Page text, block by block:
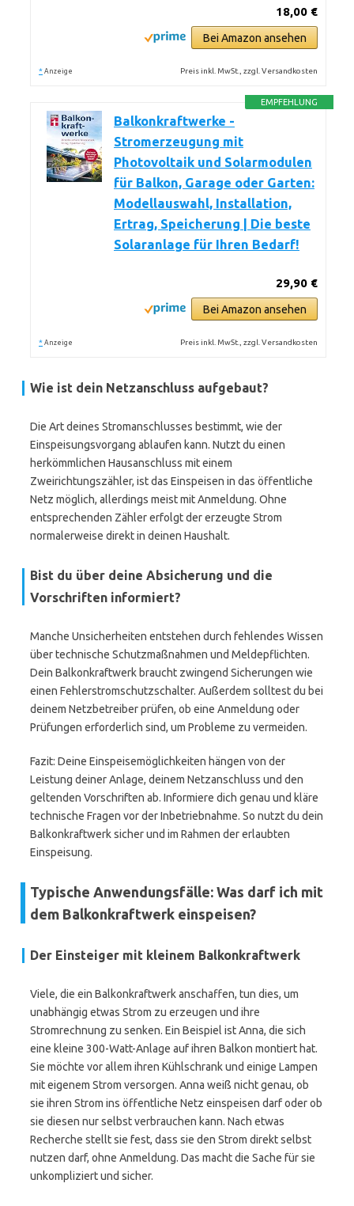
18,00 €
Bei Amazon ansehen
* Anzeige Preis inkl. MwSt., zzgl. Versandkosten
EMPFEHLUNG
Balkonkraftwerke -
Stromerzeugung mit
Photovoltaik und Solarmodulen
für Balkon, Garage oder Garten:
Modellauswahl, Installation,
Ertrag, Speicherung | Die beste
Solaranlage für Ihren Bedarf!
29,90 €
Bei Amazon ansehen
* Anzeige Preis inkl. MwSt., zzgl. Versandkosten
Wie ist dein Netzanschluss aufgebaut?
Die Art deines Stromanschlusses bestimmt, wie der
Einspeisungsvorgang ablaufen kann. Nutzt du einen
herkömmlichen Hausanschluss mit einem
Zweirichtungszähler, ist das Einspeisen in das öffentliche
Netz möglich, allerdings meist mit Anmeldung. Ohne
entsprechenden Zähler erfolgt der erzeugte Strom
normalerweise direkt in deinen Haushalt.
Bist du über deine Absicherung und die
Vorschriften informiert?
Manche Unsicherheiten entstehen durch fehlendes Wissen
über technische Schutzmaßnahmen und Meldepflichten.
Dein Balkonkraftwerk braucht zwingend Sicherungen wie
einen Fehlerstromschutzschalter. Außerdem solltest du bei
deinem Netzbetreiber prüfen, ob eine Anmeldung oder
Prüfungen erforderlich sind, um Probleme zu vermeiden.
Fazit: Deine Einspeisemöglichkeiten hängen von der
Leistung deiner Anlage, deinem Netzanschluss und den
geltenden Vorschriften ab. Informiere dich genau und kläre
technische Fragen vor der Inbetriebnahme. So nutzt du dein
Balkonkraftwerk sicher und im Rahmen der erlaubten
Einspeisung.
Typische Anwendungsfälle: Was darf ich mit
dem Balkonkraftwerk einspeisen?
Der Einsteiger mit kleinem Balkonkraftwerk
Viele, die ein Balkonkraftwerk anschaffen, tun dies, um
unabhängig etwas Strom zu erzeugen und ihre
Stromrechnung zu senken. Ein Beispiel ist Anna, die sich
eine kleine 300-Watt-Anlage auf ihren Balkon montiert hat.
Sie möchte vor allem ihren Kühlschrank und einige Lampen
mit eigenem Strom versorgen. Anna weiß nicht genau, ob
sie ihren Strom ins öffentliche Netz einspeisen darf oder ob
sie diesen nur selbst verbrauchen kann. Nach etwas
Recherche stellt sie fest, dass sie den Strom direkt selbst
nutzen darf, ohne Anmeldung. Das macht die Sache für sie
unkompliziert und sicher.